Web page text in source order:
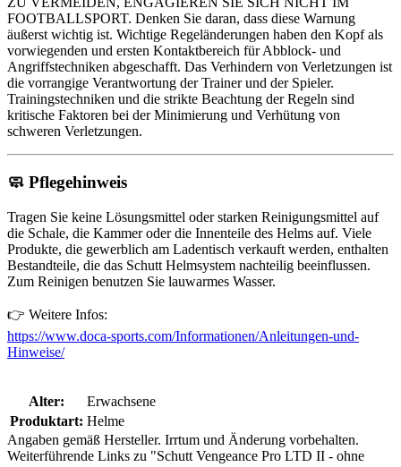
FOOTBALLSPORT. Denken Sie daran, dass diese Warnung
äußerst wichtig ist. Wichtige Regeländerungen haben den Kopf als
vorwiegenden und ersten Kontaktbereich für Abblock- und
Angriffstechniken abgeschafft. Das Verhindern von Verletzungen ist
die vorrangige Verantwortung der Trainer und der Spieler.
Trainingstechniken und die strikte Beachtung der Regeln sind
kritische Faktoren bei der Minimierung und Verhütung von
schweren Verletzungen.
🧼 Pflegehinweis
Tragen Sie keine Lösungsmittel oder starken Reinigungsmittel auf
die Schale, die Kammer oder die Innenteile des Helms auf. Viele
Produkte, die gewerblich am Ladentisch verkauft werden, enthalten
Bestandteile, die das Schutt Helmsystem nachteilig beeinflussen.
Zum Reinigen benutzen Sie lauwarmes Wasser.
👉 Weitere Infos:
https://www.doca-sports.com/Informationen/Anleitungen-und-
Hinweise/
Alter:
Erwachsene
Produktart: Helme
Angaben gemäß Hersteller. Irrtum und Änderung vorbehalten.
Weiterführende Links zu "Schutt Vengeance Pro LTD II - ohne